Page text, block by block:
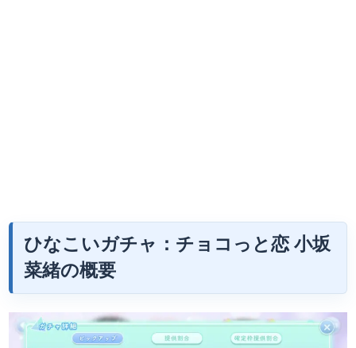
ひなこいガチャ：チョコっと恋小坂
菜緒の概要